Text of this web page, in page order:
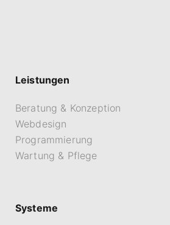
Leistungen
Beratung & Konzeption
Webdesign
Programmierung
Wartung & Pflege
Systeme